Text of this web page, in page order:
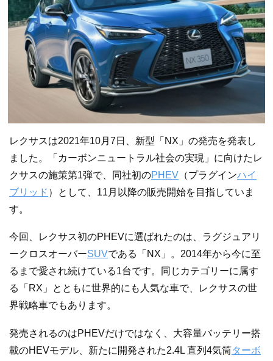
レクサスは2021年10月7日、新型「NX」の発売を発表し
ました。「カーボンニュートラル社会の実現」に向けたレ
クサスの施策第1弾で、同社初のPHEV （プラグインハイ
ブリッド ）として、11月以降の販売開始を目指していま
す。
今回、レクサス初のPHEVに選ばれたのは、ラグジュアリ
ークロスオーバーSUVである「NX」。2014年から今に至
るまで愛され続けている1台です。同じカテゴリーに属す
る「RX」とともに世界的にも人気な車で、レクサスの世
界戦略車でもあります。
発売されるのはPHEVだけではなく、大容量バッテリー搭
載のHEVモデル、新たに開発された2.4L 直列4気筒ターボ